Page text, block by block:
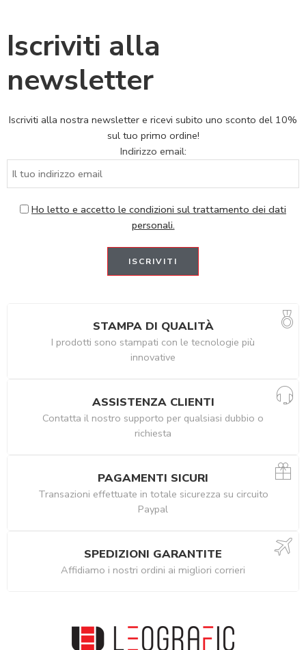
Iscriviti alla
newsletter
Iscriviti alla nostra newsletter e ricevi subito uno sconto del 10%
sul tuo primo ordine!
Indirizzo email:
Ho letto e accetto le condizioni sul trattamento dei dati
personali.
STAMPA DI QUALITÀ
I prodotti sono stampati con le tecnologie più
innovative
ASSISTENZA CLIENTI
Contatta il nostro supporto per qualsiasi dubbio o
richiesta
PAGAMENTI SICURI
Transazioni effettuate in totale sicurezza su circuito
Paypal
SPEDIZIONI GARANTITE
Affidiamo i nostri ordini ai migliori corrieri